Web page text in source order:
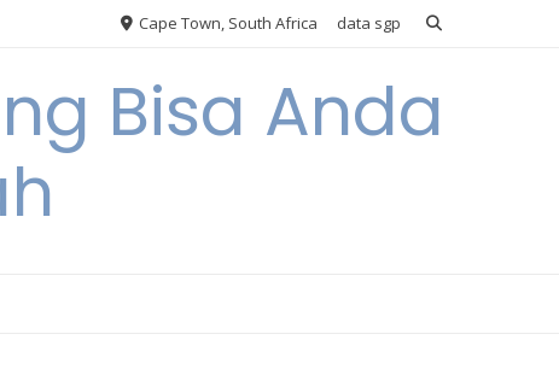
Cape Town, South Africa data sgp
Bisa Anda